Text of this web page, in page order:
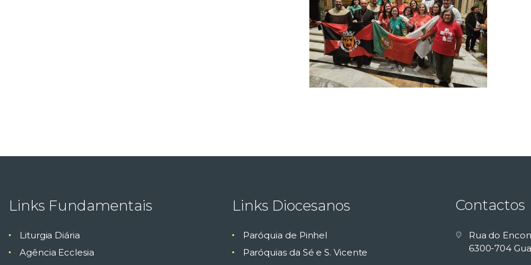
Links Fundamentais
Liturgia Diária
Agência Ecclesia
Links Diocesanos
Paróquia de Pinhel
Paróquias da Sé e S. Vicente
Contactos
Rua do
6300-704